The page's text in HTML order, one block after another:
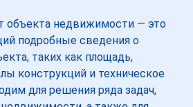
объекта недвижимости — это
подробные сведения о
таких как площадь,
конструкций и техническое
для решения ряда задач,